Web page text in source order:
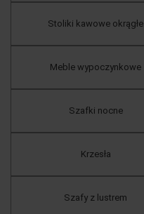
Stoliki kawowe okrągłe
Meble wypoczynkowe
Szafki nocne
Krzesła
Szafy z lustrem